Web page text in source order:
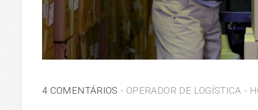
4 COMENTÁRIOS- OPERADOR DE LOGÍSTICA -